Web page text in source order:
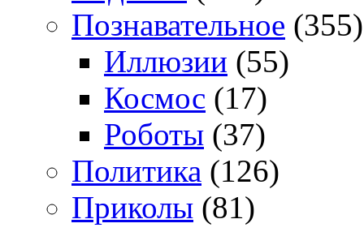
Познавательное (355)
Иллюзии (55)
Космос (17)
Роботы (37)
Политика (126)
Приколы (81)